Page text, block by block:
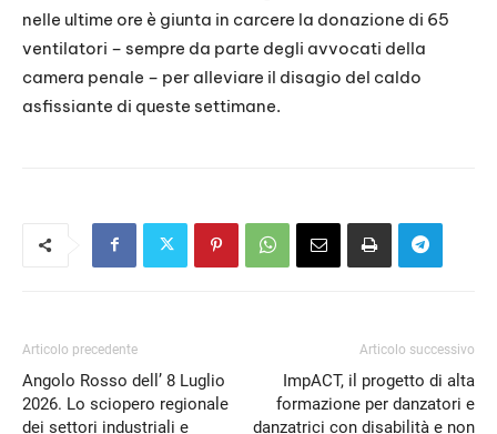
nelle ultime ore è giunta in carcere la donazione di 65
ventilatori – sempre da parte degli avvocati della
camera penale – per alleviare il disagio del caldo
asfissiante di queste settimane.
Articolo precedente
Angolo Rosso dell’ 8 Luglio
2026. Lo sciopero regionale
dei settori industriali e
Articolo successivo
ImpACT, il progetto di alta
formazione per danzatori e
danzatrici con disabilità e non